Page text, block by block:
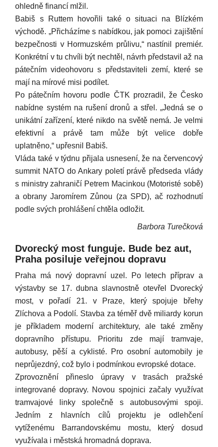
ohledně financí mlžil.
Babiš s Ruttem hovořili také o situaci na Blízkém
východě. „Přicházíme s nabídkou, jak pomoci zajištění
bezpečnosti v Hormuzském průlivu,“ nastínil premiér.
Konkrétní v tu chvíli být nechtěl, návrh představil až na
pátečním videohovoru s představiteli zemí, které se
mají na mírové misi podílet.
Po pátečním hovoru podle ČTK prozradil, že Česko
nabídne systém na rušení dronů a střel. „Jedná se o
unikátní zařízení, které nikdo na světě nemá. Je velmi
efektivní a právě tam může být velice dobře
uplatněno,“ upřesnil Babiš.
Vláda také v týdnu přijala usnesení, že na červencový
summit NATO do Ankary poletí právě předseda vlády
s ministry zahraničí Petrem Macinkou (Motoristé sobě)
a obrany Jaromírem Zůnou (za SPD), ač rozhodnutí
podle svých prohlášení chtěla odložit.
Barbora Turečková
Dvorecký most funguje. Bude bez aut,
Praha posiluje veřejnou dopravu
Praha má nový dopravní uzel. Po letech příprav a
výstavby se 17. dubna slavnostně otevřel Dvorecký
most, v pořadí 21. v Praze, který spojuje břehy
Zlíchova a Podolí. Stavba za téměř dvě miliardy korun
je příkladem moderní architektury, ale také změny
dopravního přístupu. Prioritu zde mají tramvaje,
autobusy, pěší a cyklisté. Pro osobní automobily je
neprůjezdný, což bylo i podmínkou evropské dotace.
Zprovoznění přineslo úpravy v trasách pražské
integrované dopravy. Novou spojnici začaly využívat
tramvajové linky společně s autobusovými spoji.
Jedním z hlavních cílů projektu je odlehčení
vytíženému Barrandovskému mostu, který dosud
využívala i městská hromadná doprava.